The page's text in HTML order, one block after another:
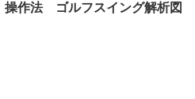
作法 ゴルフスイング解析図